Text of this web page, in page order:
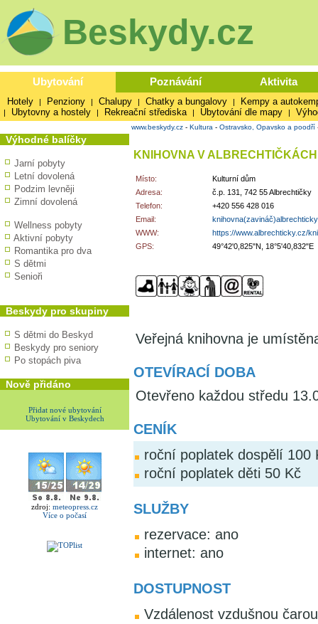
Beskydy.cz
Ubytování Poznávání Aktivita
Hotely | Penziony | Chalupy | Chatky a bungalovy | Kempy a
| Ubytovny a hostely | Rekreační střediska | Ubytování dle mapy |
Výhodné balíčky
Jarní pobyty
Letní dovolená
Podzim levněji
Zimní dovolená
Wellness pobyty
Aktivní pobyty
Romantika pro dva
S dětmi
Senioři
Beskydy pro skupiny
S dětmi do Beskyd
Beskydy pro seniory
Po stopách piva
Nově přidáno
Přidat nové ubytování
Ubytování v Beskydech
zdroj: meteopress.cz
Více o počasí
www.beskydy.cz - Kultura - Ostravsko, Opavsko a poodří
KNIHOVNA V ALBRECHTIČKÁCH
Místo:
Kulturní dům
Adresa:
č.p. 131, 742 55 Albrechtičky
Telefon:
+420 556 428 016
Email:
WWW:
https://www.albrechticky.cz/
GPS:
49°42'0,825"N, 18°5'40,832"E
Veřejná knihovna je
OTEVÍRACÍ DOBA
Otevřeno každou středu
CENÍK
roční poplatek dospělí 100
roční poplatek děti 50 Kč
SLUŽBY
rezervace: ano
internet: ano
DOSTUPNOST
Vzdálenost vzdušnou